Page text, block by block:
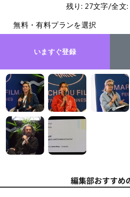
残り: 27文字/全文
無料・有料プランを選択
いますぐ登録
編集部おすすめ